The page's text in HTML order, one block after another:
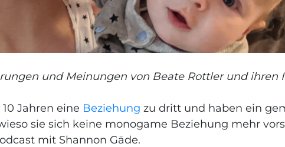
und Meinungen von Beate Rottler und ihren
Jahren eine Beziehung zu dritt und haben ein
sie sich keine monogame Beziehung mehr
mit Shannon Gäde.